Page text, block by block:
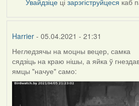
Harrier- 05.04.2021 - 21:31
Негледзячы на моцны вецер, самка
сядзіць на краю нішы, а яйка ў
ямцы "начуе" само: